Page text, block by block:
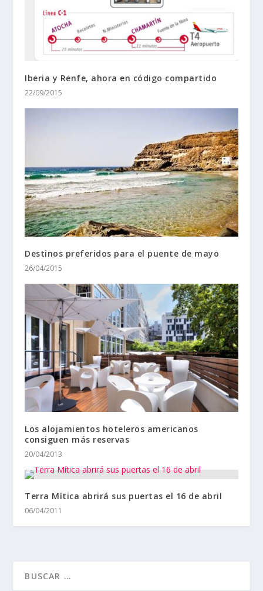
Iberia y Renfe, ahora en código compartido
22/09/2015
Destinos preferidos para el puente de mayo
26/04/2015
Los alojamientos hoteleros americanos
consiguen más reservas
20/04/2013
Terra Mítica abrirá sus puertas el 16 de abril
06/04/2011